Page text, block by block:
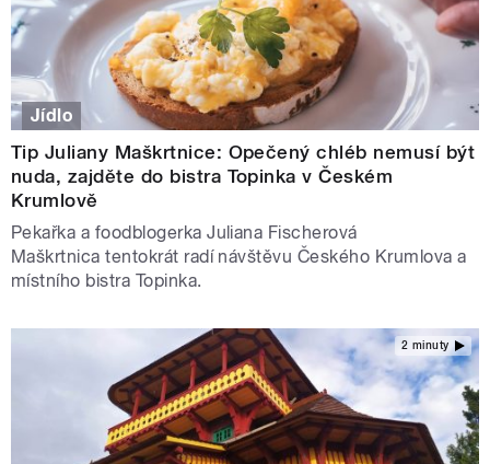
Jídlo
Tip Juliany Maškrtnice: Opečený chléb nemusí být
nuda, zajděte do bistra Topinka v Českém
Krumlově
Pekařka a foodblogerka Juliana Fischerová
Maškrtnica tentokrát radí návštěvu Českého Krumlova a
místního bistra Topinka.
2 minuty